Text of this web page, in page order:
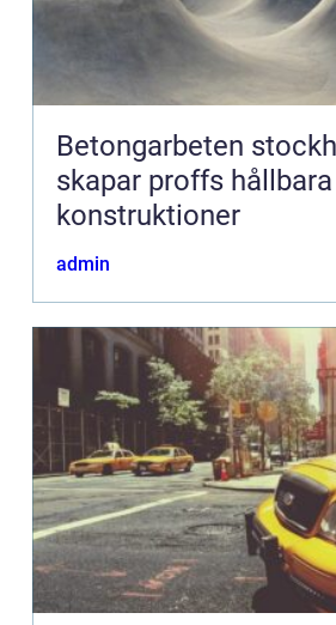
Betongarbeten
skapar proffs hållbara
konstruktioner
admin